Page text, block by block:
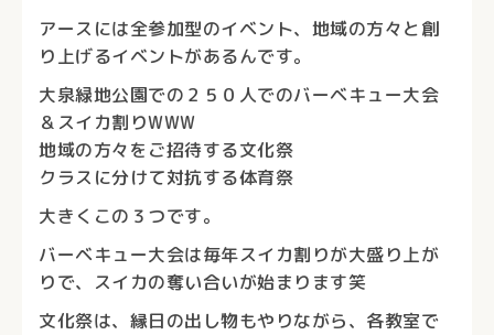
アースには全参加型のイベント、地域の方々と創
り上げるイベントがあるんです。
大泉緑地公園での２５０人でのバーベキュー大会
＆スイカ割りWWW
地域の方々をご招待する文化祭
クラスに分けて対抗する体育祭
大きくこの３つです。
バーベキュー大会は毎年スイカ割りが大盛り上が
りで、スイカの奪い合いが始まります笑
文化祭は、縁日の出し物もやりながら、各教室で